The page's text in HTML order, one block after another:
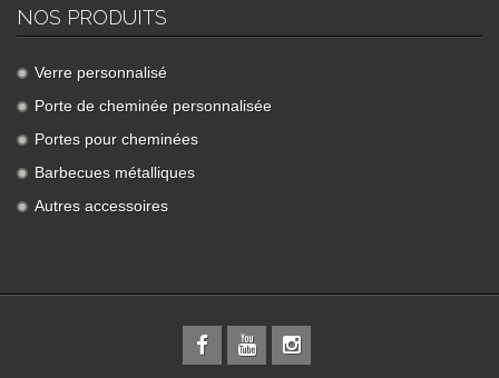
NOS PRODUITS
Verre personnalisé
Porte de cheminée personnalisée
Portes pour cheminées
Barbecues métalliques
Autres accessoires